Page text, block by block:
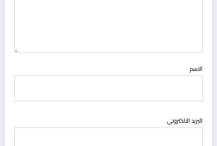
الاسم
البريد الالكتروني